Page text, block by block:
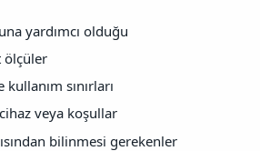
yardımcı olduğu
ölçüler
sınırları
veya koşullar
bilinmesi gerekenler